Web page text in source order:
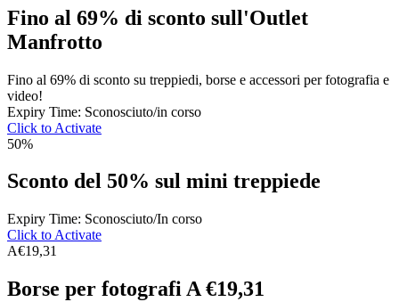
Fino al 69% di sconto sull'Outlet
Manfrotto
Fino al 69% di sconto su treppiedi, borse e accessori per fotografia e
video!
Expiry Time: Sconosciuto/in corso
Click to Activate
50%
Sconto del 50% sul mini treppiede
Expiry Time: Sconosciuto/In corso
Click to Activate
A€19,31
Borse per fotografi A €19,31